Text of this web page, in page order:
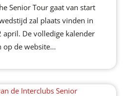
Senior Tour gaat van start
zal plaats vinden in
april. De volledige kalender
op de website...